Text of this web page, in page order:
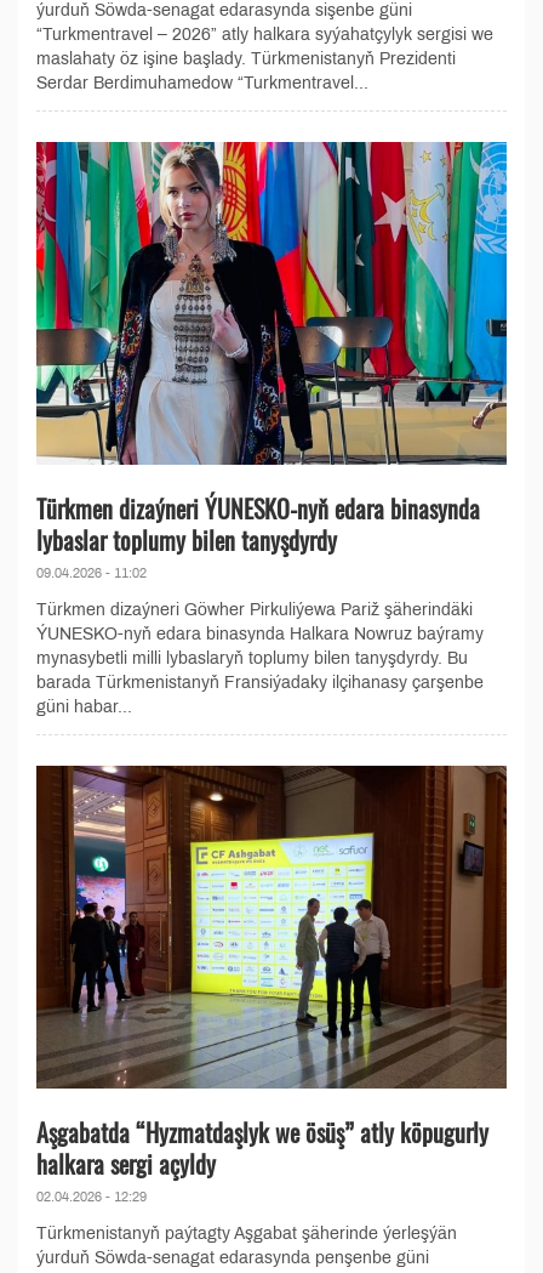
ýurduň Söwda-senagat edarasynda sişenbe güni
“Turkmentravel – 2026” atly halkara syýahatçylyk sergisi we
maslahaty öz işine başlady. Türkmenistanyň Prezidenti
Serdar Berdimuhamedow “Turkmentravel...
Türkmen dizaýneri ÝUNESKO-nyň edara binasynda
lybaslar toplumy bilen tanyşdyrdy
09.04.2026 - 11:02
Türkmen dizaýneri Göwher Pirkuliýewa Pariž şäherindäki
ÝUNESKO-nyň edara binasynda Halkara Nowruz baýramy
mynasybetli milli lybaslaryň toplumy bilen tanyşdyrdy. Bu
barada Türkmenistanyň Fransiýadaky ilçihanasy çarşenbe
güni habar...
Aşgabatda “Hyzmatdaşlyk we ösüş” atly köpugurly
halkara sergi açyldy
02.04.2026 - 12:29
Türkmenistanyň paýtagty Aşgabat şäherinde ýerleşýän
ýurduň Söwda-senagat edarasynda penşenbe güni